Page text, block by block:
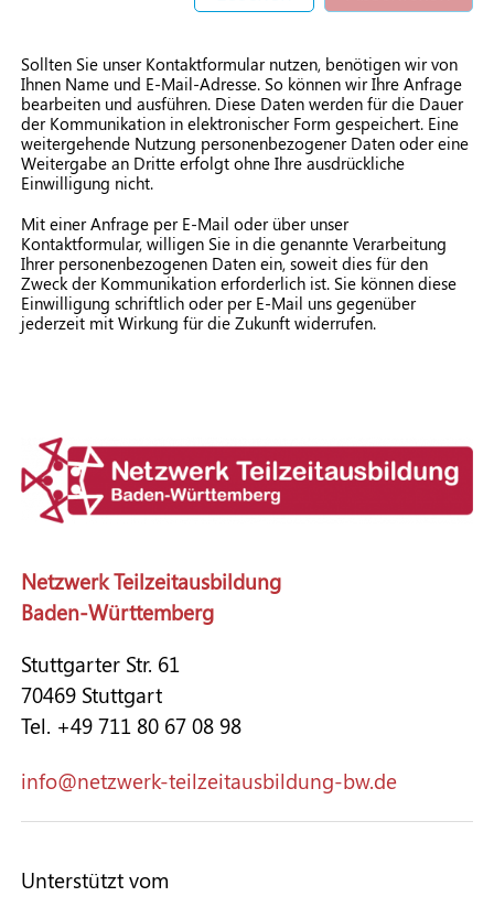
Sollten Sie unser Kontaktformular nutzen, benötigen wir von
Ihnen Name und E-Mail-Adresse. So können wir Ihre Anfrage
bearbeiten und ausführen. Diese Daten werden für die Dauer
der Kommunikation in elektronischer Form gespeichert. Eine
weitergehende Nutzung personenbezogener Daten oder eine
Weitergabe an Dritte erfolgt ohne Ihre ausdrückliche
Einwilligung nicht.
Mit einer Anfrage per E-Mail oder über unser
Kontaktformular, willigen Sie in die genannte Verarbeitung
Ihrer personenbezogenen Daten ein, soweit dies für den
Zweck der Kommunikation erforderlich ist. Sie können diese
Einwilligung schriftlich oder per E-Mail uns gegenüber
jederzeit mit Wirkung für die Zukunft widerrufen.
Netzwerk Teilzeitausbildung
Baden-Württemberg
Stuttgarter Str. 61
70469 Stuttgart
Tel. +49 711 80 67 08 98
nf
n tzw rk-t lz t sb ld ng-bwd
Unterstützt vom